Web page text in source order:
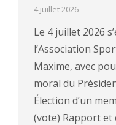
4 juillet 2026
Le 4 juillet 2026
l’Association
Maxime, avec
moral du
Élection d’un
(vote) Rapport